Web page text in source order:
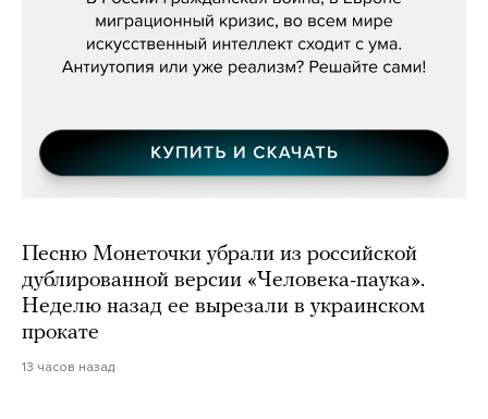
Песню Монеточки убрали из российской
дублированной версии «Человека-паука».
Неделю назад ее вырезали в украинском
прокате
13 часов назад